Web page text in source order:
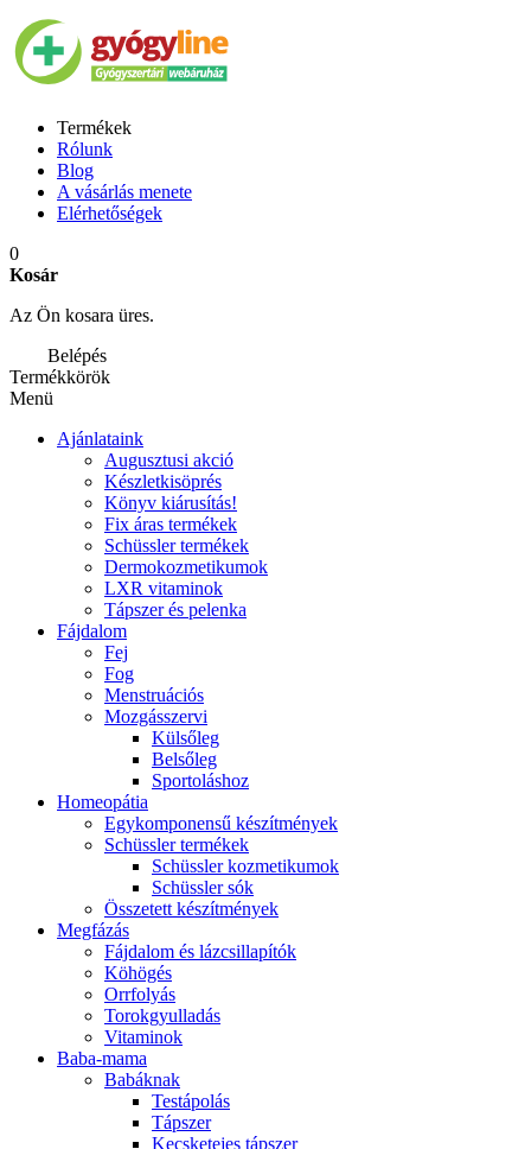
Termékek
Rólunk
Blog
A vásárlás menete
Elérhetőségek
0
Kosár
Az Ön kosara üres.
Belépés
Termékkörök
Menü
Ajánlataink
Augusztusi akció
Készletkisöprés
Könyv kiárusítás!
Fix áras termékek
Schüssler termékek
Dermokozmetikumok
LXR vitaminok
Tápszer és pelenka
Fájdalom
Fej
Fog
Menstruációs
Mozgásszervi
Külsőleg
Belsőleg
Sportoláshoz
Homeopátia
Egykomponensű készítmények
Schüssler termékek
Schüssler kozmetikumok
Schüssler sók
Összetett készítmények
Megfázás
Fájdalom és lázcsillapítók
Köhögés
Orrfolyás
Torokgyulladás
Vitaminok
Baba-mama
Babáknak
Testápolás
Tápszer
Kecsketejes tápszer